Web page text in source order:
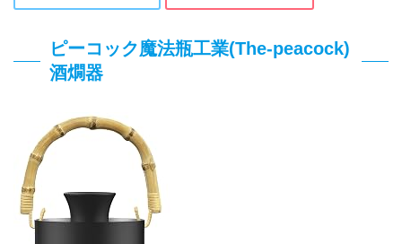
ピーコック魔法瓶工業(The-peacock)
酒燗器